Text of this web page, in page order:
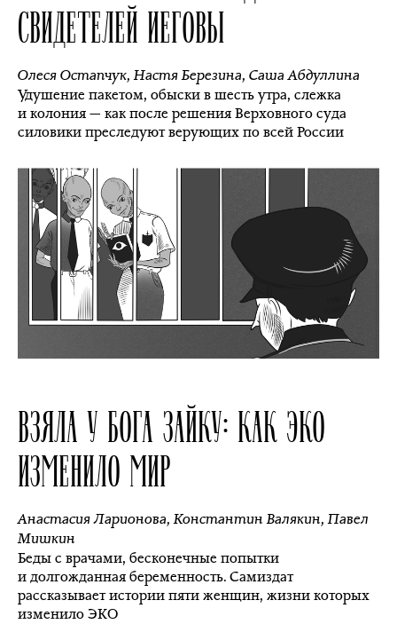
СВИДЕТЕЛЕЙ ИЕГОВЫ
Олеся Остапчук,Настя Березина, Саша Абдуллина
Удушение пакетом, обыски в шесть утра, слежка
и колония — как после решения Верховного суда
силовики преследуют верующих по всей России
ВЗЯЛА У БОГА ЗАЙКУ: КАК ЭКО
ИЗМЕНИЛО МИР
Анастасия Ларионова,Константин Валякин,Павел
Мишкин
Беды с врачами, бесконечные попытки
и долгожданная беременность. Самиздат
рассказывает истории пяти женщин, жизни которых
изменило ЭКО